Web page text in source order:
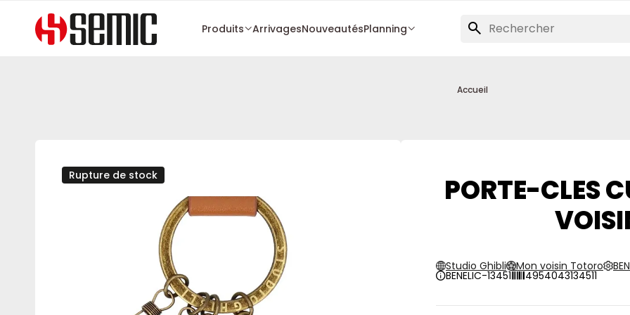
Produits ArrivagesNouveautésPlanning
Accueil
Rupture de stock
PORTE-CLES
Studio Ghibli Mon voisin Totoro
BENELIC-13451 4954043134511